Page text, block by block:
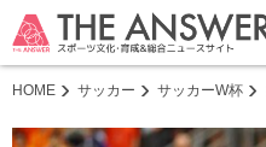
HOME サッカー サッカーW杯